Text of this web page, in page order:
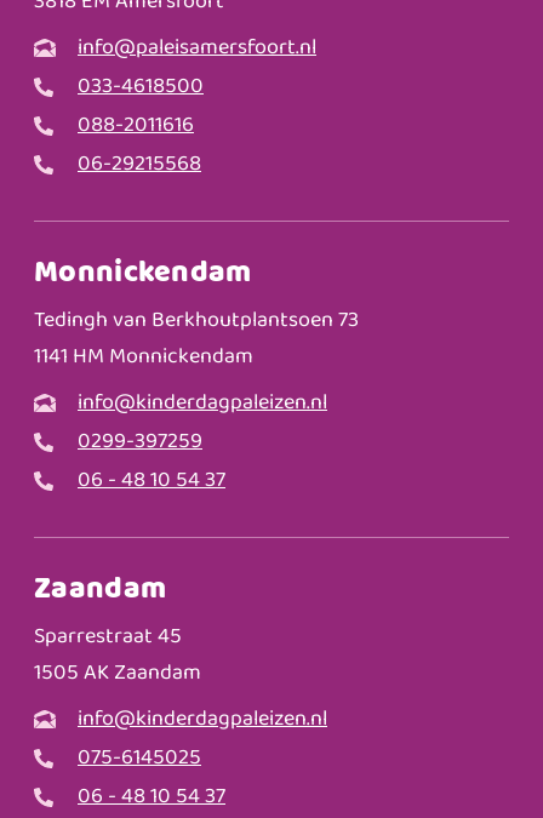
info@paleisamersfoort.nl
033-4618500
088-2011616
06-29215568
Monnickendam
Tedingh van Berkhoutplantsoen 73
1141 HM Monnickendam
info@kinderdagpaleizen.nl
0299-397259
06 - 48 10 54 37
Zaandam
Sparrestraat 45
1505 AK Zaandam
info@kinderdagpaleizen.nl
075-6145025
06 - 48 10 54 37